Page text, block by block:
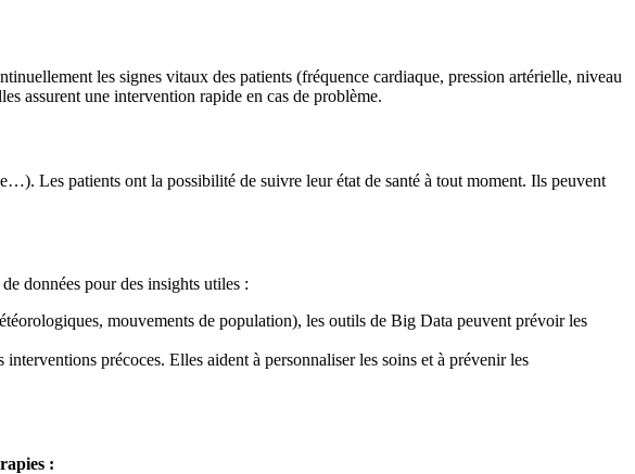
les signes vitaux des patients (fréquence cardiaque, pression artérielle, niveau
assurent une intervention rapide en cas de problème.
Les patients ont la possibilité de suivre leur état de santé à tout moment. Ils peuvent
données pour des insights utiles :
mouvements de population), les outils de Big Data peuvent prévoir les
précoces. Elles aident à personnaliser les soins et à prévenir les
: